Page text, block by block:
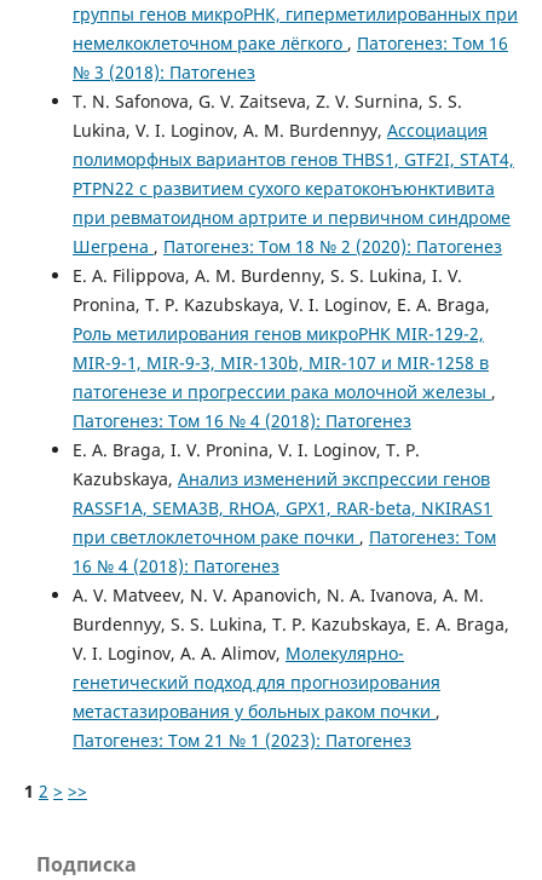
группы генов микроРНК, гиперметилированных при
немелкоклеточном раке лёгкого , Патогенез: Том 16
№ 3 (2018): Патогенез
T. N. Safonova, G. V. Zaitseva, Z. V. Surnina, S. S.
Lukina, V. I. Loginov, A. M. Burdennyy, Ассоциация
полиморфных вариантов генов THBS1, GTF2I, STAT4,
PTPN22 с развитием сухого кератоконъюнктивита
при ревматоидном артрите и первичном синдроме
Шегрена , Патогенез: Том 18 № 2 (2020): Патогенез
E. A. Filippova, A. M. Burdenny, S. S. Lukina, I. V.
Pronina, T. P. Kazubskaya, V. I. Loginov, E. A. Braga,
Роль метилирования генов микроРНК MIR-129-2,
MIR-9-1, MIR-9-3, MIR-130b, MIR-107 и MIR-1258 в
патогенезе и прогрессии рака молочной железы ,
Патогенез: Том 16 № 4 (2018): Патогенез
E. A. Braga, I. V. Pronina, V. I. Loginov, T. P.
Kazubskaya, Анализ изменений экспрессии генов
RASSF1A, SEMA3B, RHOA, GPX1, RAR-beta, NKIRAS1
при светлоклеточном раке почки , Патогенез: Том
16 № 4 (2018): Патогенез
A. V. Matveev, N. V. Apanovich, N. A. Ivanova, A. M.
Burdennyy, S. S. Lukina, T. P. Kazubskaya, E. A. Braga,
V. I. Loginov, A. A. Alimov, Молекулярно-
генетический подход для прогнозирования
метастазирования у больных раком почки ,
Патогенез: Том 21 № 1 (2023): Патогенез
1 2 > >>
Подписка